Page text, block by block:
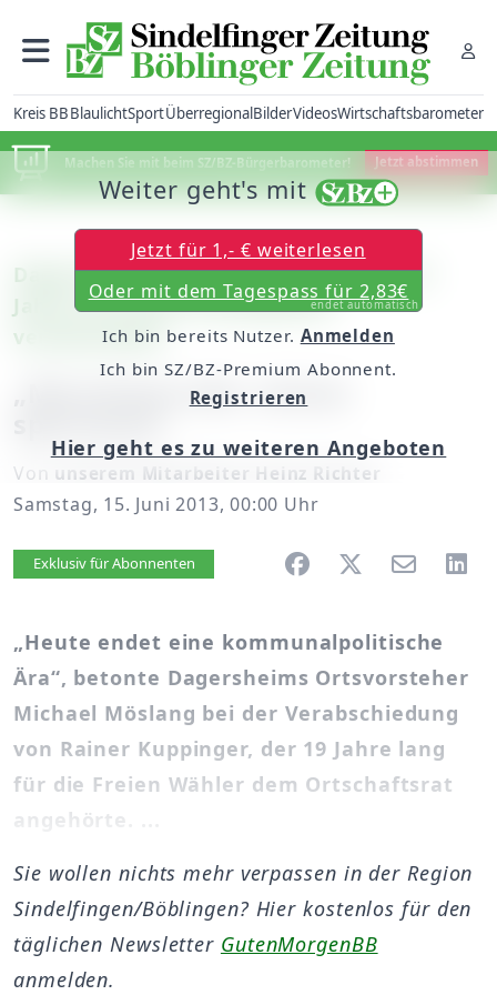
Kreis BBBlaulichtSportÜberregionalBilderVideosWirtschaftsbarometer
Machen Sie mit beim SZ/BZ-Bürgerbarometer! Jetzt abstimmen
Dagersheim: Rainer Kuppinger nach 19
Jahren aus dem Ortschaftsrat
verabschiedet
„Manchmal zäh, immer
Von unserem Mitarbeiter Heinz Richter
Samstag, 15. Juni 2013, 00:00 Uhr
Artikel vorlesen
Exklusiv für Abonnenten
„Heute endet eine kommunalpolitische
Ära“, betonte Dagersheims Ortsvorsteher
Michael Möslang bei der Verabschiedung
von Rainer Kuppinger, der 19 Jahre lang
für die Freien Wähler dem Ortschaftsrat
angehörte. ...
Weiter geht's mit
Jetzt für 1,- € weiterlesen
Oder mit dem Tagespass für 2,83€
endet automatisch
Ich bin bereits Nutzer. Anmelden
Ich bin SZ/BZ-Premium Abonnent.
Registrieren
Hier geht es zu weiteren Angeboten
Sie wollen nichts mehr verpassen in der Region
Sindelfingen/Böblingen? Hier kostenlos für den
täglichen Newsletter GutenMorgenBB
anmelden.